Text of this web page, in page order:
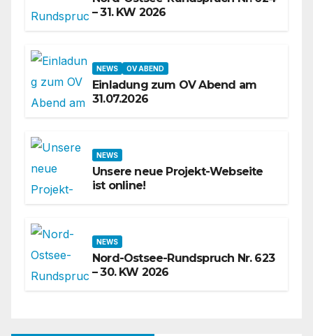
– 31. KW 2026
NEWS OV ABEND
Einladung zum OV Abend am
31.07.2026
NEWS
Unsere neue Projekt-Webseite
ist online!
NEWS
Nord-Ostsee-Rundspruch Nr. 623
– 30. KW 2026